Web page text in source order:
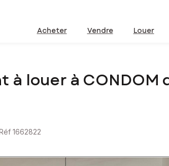
Acheter Vendre Louer
louer à CONDOM
1662822